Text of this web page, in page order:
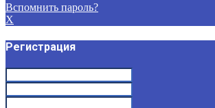
Вспомнить пароль?
X
Регистрация